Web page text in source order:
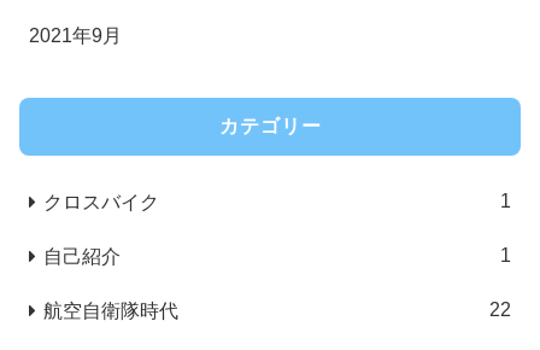
2021年9月
カテゴリー
クロスバイク 1
自己紹介 1
航空自衛隊時代 22